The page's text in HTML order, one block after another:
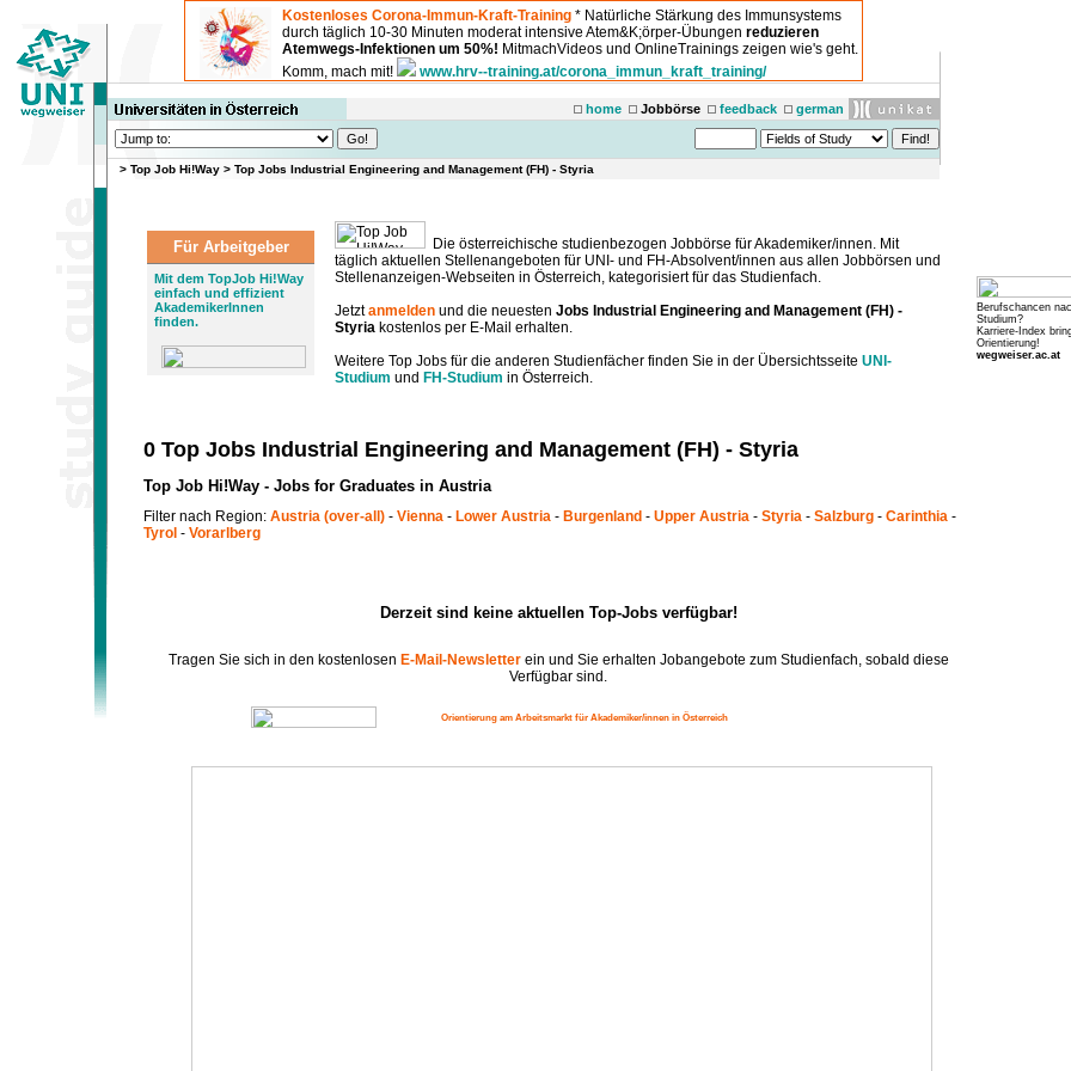
Kostenloses Corona-Immun-Kraft-Training * Natürliche Stärkung des Immunsystems
durch täglich 10-30 Minuten moderat intensive Atem&K;örper-Übungen reduzieren
Atemwegs-Infektionen um 50%! MitmachVideos und OnlineTrainings zeigen wie's geht.
Komm, mach mit!
www.hrv--training.at/corona_immun_kraft_training/
home Jobbörse feedback german
> Top Job Hi!Way > Top Jobs Industrial Engineering and Management (FH) - Styria
Für Arbeitgeber
Mit dem TopJob Hi!Way
einfach und effizient
AkademikerInnen
finden.
Die österreichische studienbezogen Jobbörse für Akademiker/innen. Mit
täglich aktuellen Stellenangeboten für UNI- und FH-Absolvent/innen aus allen Jobbörsen und
Stellenanzeigen-Webseiten in Österreich, kategorisiert für das Studienfach.
Jetztanmelden und die neuesten Jobs Industrial Engineering and Management (FH) -
Styria kostenlos per E-Mail erhalten.
Weitere Top Jobs für die anderen Studienfächer finden Sie in der Übersichtsseite UNI-
Studium und FH-Studium in Österreich.
0 Top Jobs Industrial Engineering and Management (FH) - Styria
Top Job Hi!Way - Jobs for Graduates in Austria
Filter nach Region: Austria (over-all) - Vienna - Lower Austria - Burgenland - Upper Austria - Styria - Salzburg - Carinthia -
Tyrol - Vorarlberg
Derzeit sind keine aktuellen Top-Jobs verfügbar!
Tragen Sie sich in den kostenlosen E-Mail-Newsletterein und Sie erhalten Jobangebote zum Studienfach, sobald diese
Verfügbar sind.
Orientierung am Arbeitsmarkt für Akademiker/innen in Österreich
Berufschancen
Studium?
Karriere-Index
Orientierung!
wegweiser.ac.at